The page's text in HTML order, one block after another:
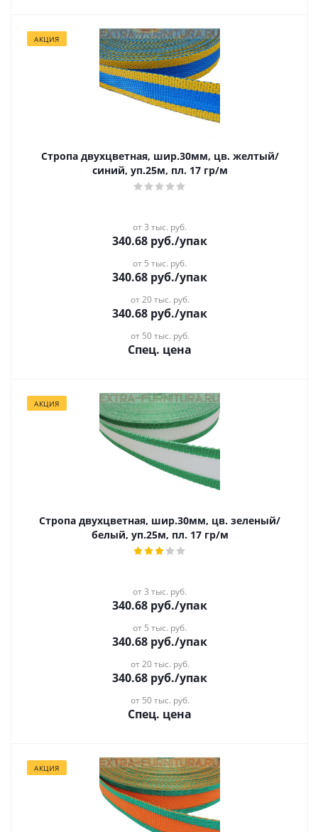
АКЦИЯ
Стропа двухцветная, шир.30мм, цв. желтый/
синий, уп.25м, пл. 17 гр/м
от 3 тыс. руб.
340.68 руб./упак
от 5 тыс. руб.
340.68 руб./упак
от 20 тыс. руб.
340.68 руб./упак
от 50 тыс. руб.
Спец. цена
АКЦИЯ
Стропа двухцветная, шир.30мм, цв. зеленый/
белый, уп.25м, пл. 17 гр/м
от 3 тыс. руб.
340.68 руб./упак
от 5 тыс. руб.
340.68 руб./упак
от 20 тыс. руб.
340.68 руб./упак
от 50 тыс. руб.
Спец. цена
АКЦИЯ